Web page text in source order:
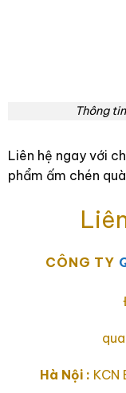
Thông
Liên hệ ngay với
phẩm ấm chén
CÔNG TY
Hà Nội : KCN